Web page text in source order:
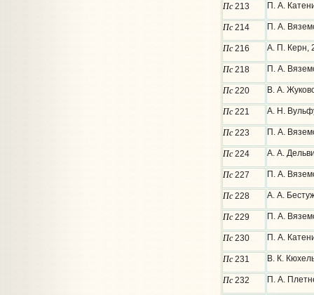
Пс213 П. А.
Пс214 П. А.
Пс216 А. П. Керн,
Пс218 П. А.
Пс220 В. А.
Пс221 А. Н.
Пс223 П. А.
Пс224 А. А.
Пс227 П. А.
Пс228 А. А.
Пс229 П. А.
Пс230 П. А.
Пс231 В. К.
Пс232 П. А.